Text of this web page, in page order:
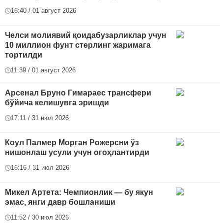
16:40 / 01 август 2026
Челси молиявий қоидабузарликлар учун
10 миллион фунт стерлинг жаримага
тортилди
11:39 / 01 август 2026
Арсенал Бруно Гимараес трансфери
бўйича келишувга эришди
17:11 / 31 июл 2026
Коул Палмер Морган Рожерсни ўз
нишонлаш усули учун огоҳлантирди
16:16 / 31 июл 2026
Микел Артета: Чемпионлик — бу якун
эмас, янги давр бошланиши
11:52 / 30 июл 2026